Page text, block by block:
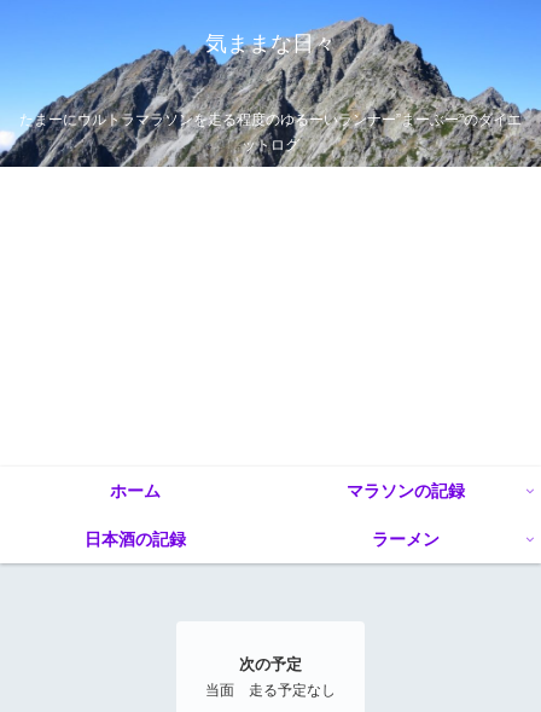
気ままな日々
たまーにウルトラマラソンを走る程度のゆるーいランナー”まーぶー”のダイエ
ットログ
ホーム マラソンの記録
日本酒の記録 ラーメン
次の予定
当面 走る予定なし